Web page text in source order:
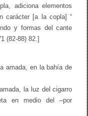
adiciona elementos
carácter [a la copla] “
y formas del cante
(82-88) 82.]
amada, en la bahía de
la luz del cigarro
en medio del –por